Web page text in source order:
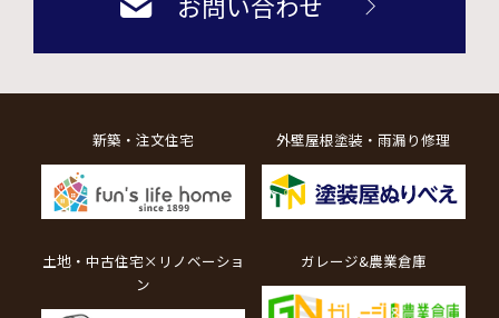
新築・注文住宅 外壁屋根塗装・雨漏り修理
土地・中古住宅×リノベーショ
ン
ガレージ&農業倉庫